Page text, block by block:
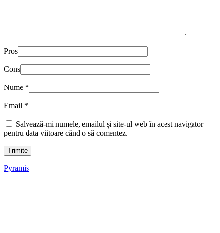
Pros
Cons
Nume *
Email *
Salvează-mi numele, emailul și site-ul web în acest navigator
pentru data viitoare când o să comentez.
Pyramis